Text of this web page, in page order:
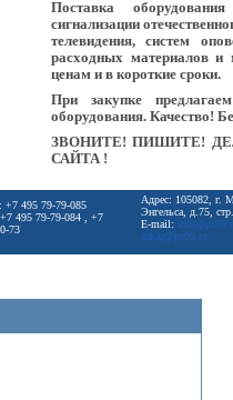
Поставка
сигнализации
телевидения, систем
расходных материалов и
ценам и в короткие сроки.
При закупке
оборудования. Качество!
ЗВОНИТЕ! ПИШИТЕ!
САЙТА !
+7 495 79-79-085
495 79-79-084 , +7
73
Адрес: 105082, г.
Энгельса, д.75,
E-mail:
zakaz@ps99.ru